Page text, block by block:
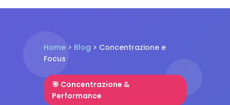
Home> Blog > Concentrazione e
Focus
🎯 Concentrazione &
Performance